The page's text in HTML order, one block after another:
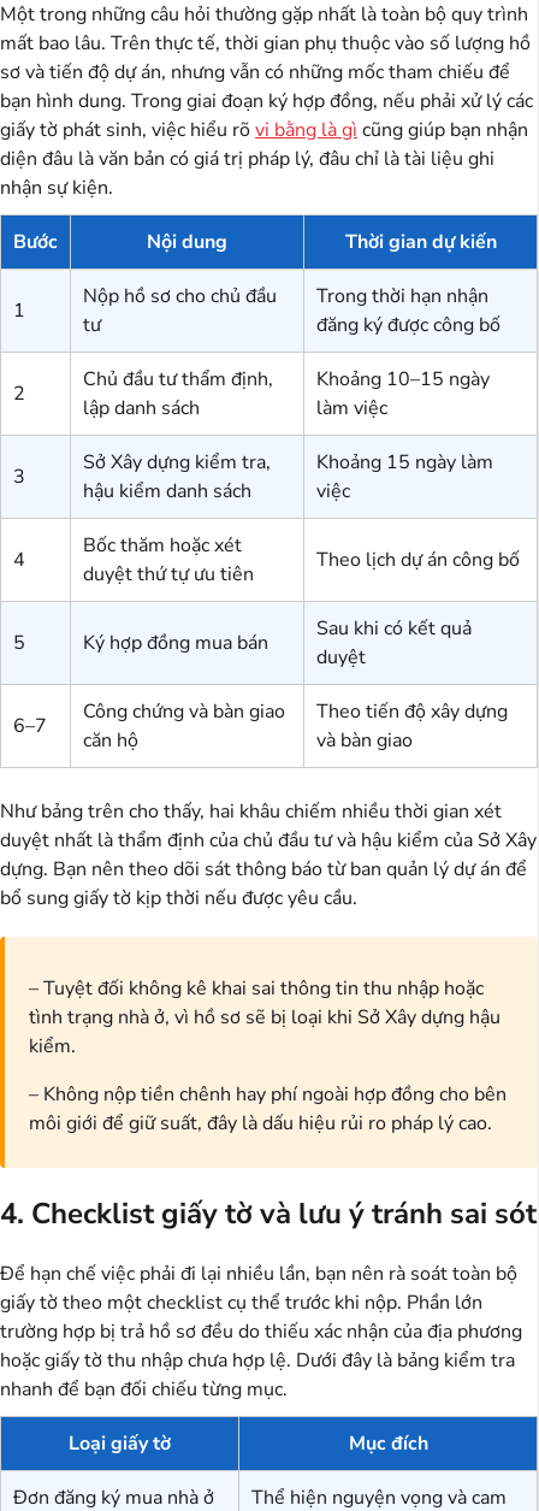
Một trong những câu hỏi thường gặp nhất là toàn bộ quy trình
mất bao lâu. Trên thực tế, thời gian phụ thuộc vào số lượng hồ
sơ và tiến độ dự án, nhưng vẫn có những mốc tham chiếu để
bạn hình dung. Trong giai đoạn ký hợp đồng, nếu phải xử lý các
giấy tờ phát sinh, việc hiểu rõvi bằng là gì cũng giúp bạn nhận
diện đâu là văn bản có giá trị pháp lý, đâu chỉ là tài liệu ghi
nhận sự kiện.
Bước Nội dung Thời gian dự kiến
1
Nộp hồ sơ cho chủ đầu
tư
Trong thời hạn nhận
đăng ký được công bố
2
Chủ đầu tư thẩm định,
lập danh sách
Khoảng 10–15 ngày
làm việc
3
Sở Xây dựng kiểm tra,
hậu kiểm danh sách
Khoảng 15 ngày làm
việc
4
Bốc thăm hoặc xét
duyệt thứ tự ưu tiên
Theo lịch dự án công bố
5 Ký hợp đồng mua bán
Sau khi có kết quả
duyệt
6–7
Công chứng và bàn giao
căn hộ
Theo tiến độ xây dựng
và bàn giao
Như bảng trên cho thấy, hai khâu chiếm nhiều thời gian xét
duyệt nhất là thẩm định của chủ đầu tư và hậu kiểm của Sở Xây
dựng. Bạn nên theo dõi sát thông báo từ ban quản lý dự án để
bổ sung giấy tờ kịp thời nếu được yêu cầu.
– Tuyệt đối không kê khai sai thông tin thu nhập hoặc
tình trạng nhà ở, vì hồ sơ sẽ bị loại khi Sở Xây dựng hậu
kiểm.
– Không nộp tiền chênh hay phí ngoài hợp đồng cho bên
môi giới để giữ suất, đây là dấu hiệu rủi ro pháp lý cao.
4. Checklist giấy tờ và lưu ý tránh sai sót
Để hạn chế việc phải đi lại nhiều lần, bạn nên rà soát toàn bộ
giấy tờ theo một checklist cụ thể trước khi nộp. Phần lớn
trường hợp bị trả hồ sơ đều do thiếu xác nhận của địa phương
hoặc giấy tờ thu nhập chưa hợp lệ. Dưới đây là bảng kiểm tra
nhanh để bạn đối chiếu từng mục.
Loại giấy tờ Mục đích
Đơn đăng ký mua nhà ở
Thể hiện nguyện vọng và cam